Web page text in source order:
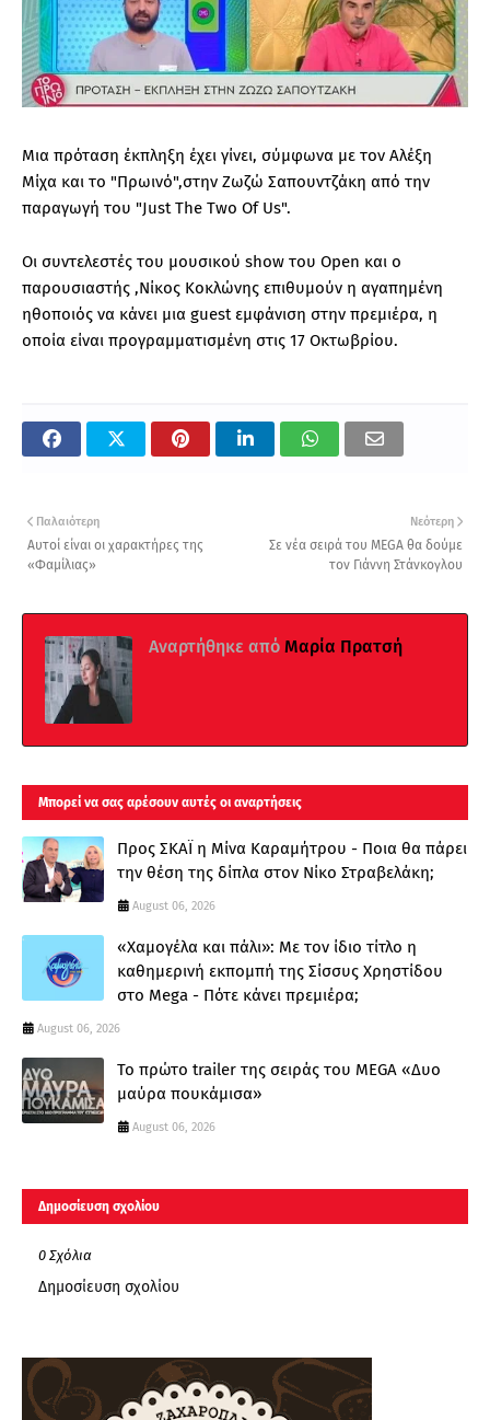
Μια πρόταση έκπληξη έχει γίνει, σύμφωνα με τον Αλέξη
Μίχα και το "Πρωινό",στην Ζωζώ Σαπουντζάκη από την
παραγωγή του "Just The Two Of Us".
Οι συντελεστές του μουσικού show του Open και ο
παρουσιαστής ,Νίκος Κοκλώνης επιθυμούν η αγαπημένη
ηθοποιός να κάνει μια guest εμφάνιση στην πρεμιέρα, η
οποία είναι προγραμματισμένη στις 17 Οκτωβρίου.
Νεότερη
Σε νέα σειρά του MEGA θα δούμε
τον Γιάννη Στάνκογλου
Παλαιότερη
Αυτοί είναι οι χαρακτήρες της
«Φαμίλιας»
Αναρτήθηκε από Μαρία Πρατσή
Μπορεί να σας αρέσουν αυτές οι αναρτήσεις
Προς ΣΚΑΪ η Μίνα Καραμήτρου - Ποια θα πάρει
την θέση της δίπλα στον Νίκο Στραβελάκη;
August 06, 2026
«Χαμογέλα και πάλι»: Με τον ίδιο τίτλο η
καθημερινή εκπομπή της Σίσσυς Χρηστίδου
στο Mega - Πότε κάνει πρεμιέρα;
August 06, 2026
Το πρώτο trailer της σειράς του MEGA «Δυο
μαύρα πουκάμισα»
August 06, 2026
Δημοσίευση σχολίου
0 Σχόλια
Δημοσίευση σχολίου